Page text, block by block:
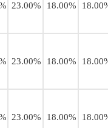
23.00% 18.00%
23.00% 18.00%
23.00% 18.00%